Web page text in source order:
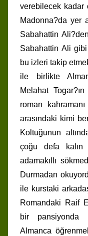
verebilecek kadar
Madonna?da yer
Sabahattin
Sabahattin Ali
bu izleri takip
ile birlikte
Melahat
roman
arasındaki kimi
Koltuğunun
çoğu defa kalın
adamakıllı
Durmadan
ile kurstaki
Romandaki Raif
bir pansiyonda
Almanca